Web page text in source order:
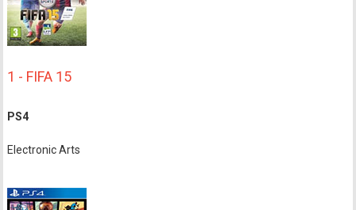
1 - FIFA 15
PS4
Electronic Arts